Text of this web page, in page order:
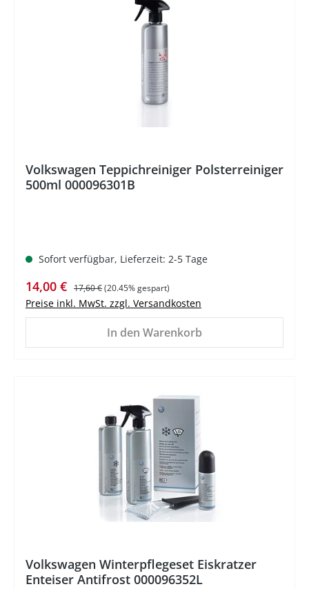
Volkswagen Teppichreiniger Polsterreiniger
500ml 000096301B
Sofort verfügbar, Lieferzeit: 2-5 Tage
Verkaufspreis:
14,00 € Regulärer Preis:
17,60 €(20.45% gespart)
Preise inkl. MwSt. zzgl. Versandkosten
In den Warenkorb
Volkswagen Winterpflegeset Eiskratzer
Enteiser Antifrost 000096352L